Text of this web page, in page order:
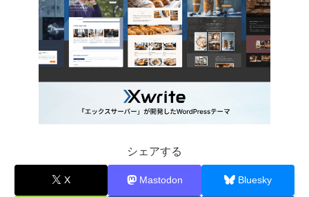
シェアする
X Mastodon Bluesky